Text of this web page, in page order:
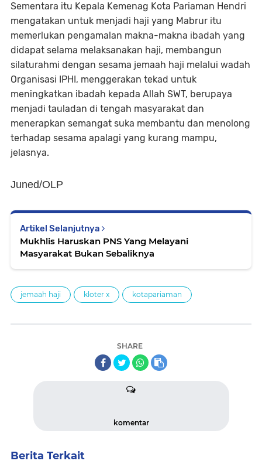
Sementara itu Kepala Kemenag Kota Pariaman Hendri
mengatakan untuk menjadi haji yang Mabrur itu
memerlukan pengamalan makna-makna ibadah yang
didapat selama melaksanakan haji, membangun
silaturahmi dengan sesama jemaah haji melalui wadah
Organisasi IPHI, menggerakan tekad untuk
meningkatkan ibadah kepada Allah SWT, berupaya
menjadi tauladan di tengah masyarakat dan
menerapkan semangat suka membantu dan menolong
terhadap sesama apalagi yang kurang mampu,
jelasnya.
Juned/OLP
Artikel Selanjutnya
Mukhlis Haruskan PNS Yang Melayani
Masyarakat Bukan Sebaliknya
jemaah haji kloter x kotapariaman
SHARE
komentar
Berita Terkait